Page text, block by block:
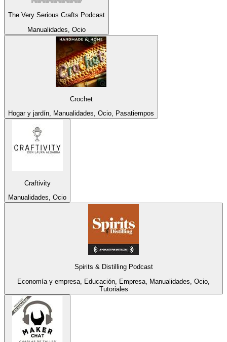
The Very Serious Crafts Podcast
Manualidades, Ocio
Crochet
Hogar y jardín, Manualidades, Ocio, Pasatiempos
Craftivity
Manualidades, Ocio
Spirits & Distilling Podcast
Economía y empresa, Educación, Empresa, Manualidades, Ocio,
Tutoriales